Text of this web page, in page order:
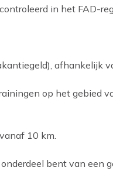
in het FAD-
afhankelijk
op het gebied
10 km.
bent van een